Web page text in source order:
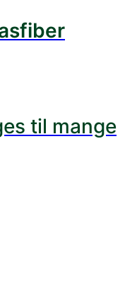
til mange